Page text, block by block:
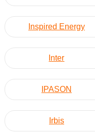
Inspired Energy
Inter
IPASON
Irbis